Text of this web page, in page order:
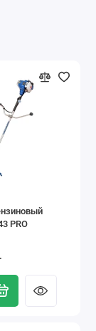
PRO